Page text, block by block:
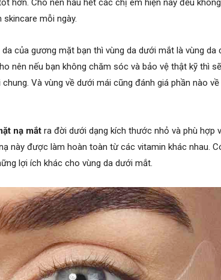
hơn. Cho nên hầu hết các chị em hiện nay đều
mỗi ngày.
của gương mặt bạn thì vùng da dưới mắt là vùng
nên nếu bạn không chăm sóc và bảo vệ thật kỹ thì
Và vùng về dưới mái cũng đánh giá phần nào
nạ mắt ra đời dưới dạng kích thước nhỏ và phù hợp
này được làm hoàn toàn từ các vitamin khác nhau.
lợi ích khác cho vùng da dưới mắt.